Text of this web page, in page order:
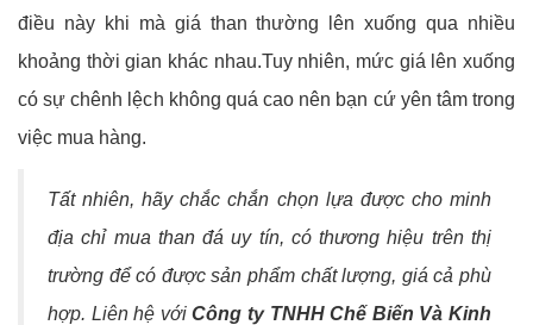
điều này khi mà giá than thường lên xuống qua nhiều
khoảng thời gian khác nhau.Tuy nhiên, mức giá lên xuống
có sự chênh lệch không quá cao nên bạn cứ yên tâm trong
việc mua hàng.
Tất nhiên, hãy chắc chắn chọn lựa được cho minh
địa chỉ mua than đá uy tín, có thương hiệu trên thị
trường để có được sản phẩm chất lượng, giá cả phù
hợp. Liên hệ vớiCông ty TNHH Chế Biến Và Kinh